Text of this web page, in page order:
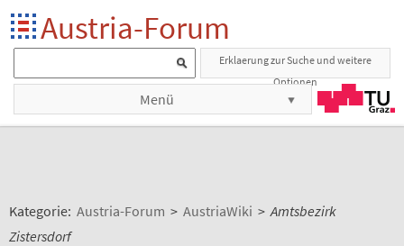
Austria-Forum
Erklaerung zur Suche und weitere
Optionen
Menü
Kategorie: Austria-Forum > AustriaWiki > Amtsbezirk
Zistersdorf